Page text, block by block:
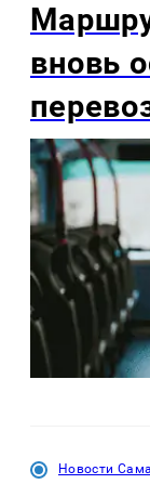
вновь
Новости